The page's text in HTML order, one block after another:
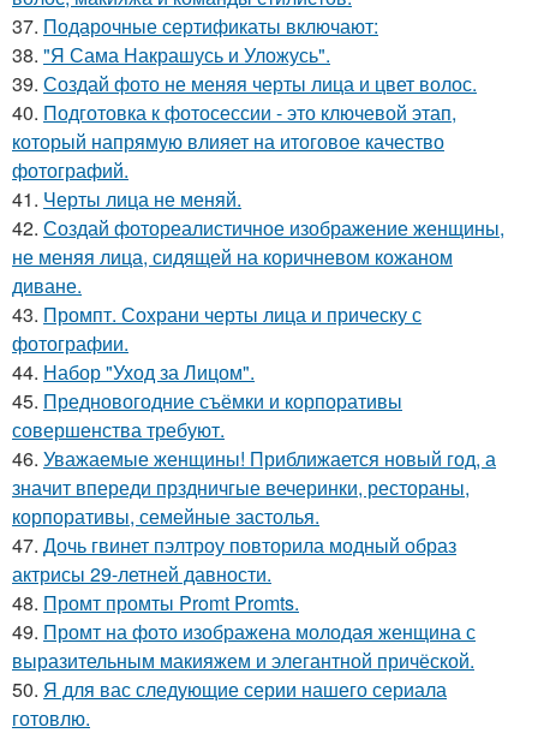
37. Подарочные сертификаты включают:
38. "Я Сама Накрашусь и Уложусь".
39. Создай фото не меняя черты лица и цвет волос.
40. Подготовка к фотосессии - это ключевой этап,
который напрямую влияет на итоговое качество
фотографий.
41. Черты лица не меняй.
42. Создай фотореалистичное изображение женщины,
не меняя лица, сидящей на коричневом кожаном
диване.
43. Промпт. Сохрани черты лица и прическу с
фотографии.
44. Набор "Уход за Лицом".
45. Предновогодние съёмки и корпоративы
совершенства требуют.
46. Уважаемые женщины! Приближается новый год, а
значит впереди прздничгые вечеринки, рестораны,
корпоративы, семейные застолья.
47. Дочь гвинет пэлтроу повторила модный образ
актрисы 29-летней давности.
48. Промт промты Promt Promts.
49. Промт на фото изображена молодая женщина с
выразительным макияжем и элегантной причёской.
50. Я для вас следующие серии нашего сериала
готовлю.